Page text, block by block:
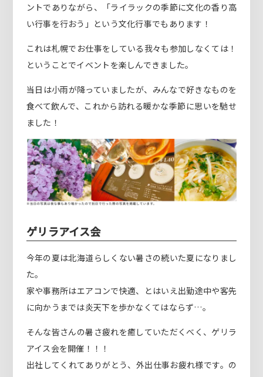
ントでありながら、「ライラックの季節に文化の香り高
い行事を行おう」という文化行事でもあります！
これは札幌でお仕事をしている我々も参加しなくては！
ということでイベントを楽しんできました。
当日は小雨が降っていましたが、みんなで好きなものを
食べて飲んで、これから訪れる暖かな季節に思いを馳せ
ました！
ゲリラアイス会
今年の夏は北海道らしくない暑さの続いた夏になりまし
た。
家や事務所はエアコンで快適、とはいえ出勤途中や客先
に向かうまでは炎天下を歩かなくてはならず…。
そんな皆さんの暑さ疲れを癒していただくべく、ゲリラ
アイス会を開催！！！
出社してくれてありがとう、外出仕事お疲れ様です。の